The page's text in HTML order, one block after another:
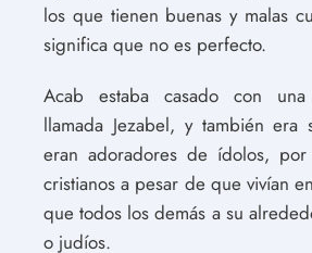
los que tienen buenas y malas
significa que no es perfecto.
Acab estaba casado con
llamada Jezabel, y también era
eran adoradores de ídolos,
cristianos a pesar de que vivían
que todos los demás a su
o judíos.